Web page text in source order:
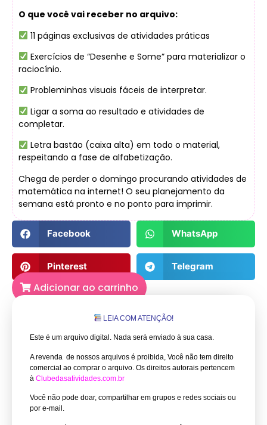
O que você vai receber no arquivo:
11 páginas exclusivas de atividades práticas
Exercícios de “Desenhe e Some” para materializar o
raciocínio.
Probleminhas visuais fáceis de interpretar.
Ligar a soma ao resultado e atividades de
completar.
Letra bastão (caixa alta) em todo o material,
respeitando a fase de alfabetização.
Chega de perder o domingo procurando atividades de
matemática na internet! O seu planejamento da
semana está pronto e no ponto para imprimir.
Facebook WhatsApp
Pinterest Telegram
Adicionar ao carrinho
LEIA COM ATENÇÃO!
Este é um arquivo digital. Nada será enviado à sua casa.
A revenda de nossos arquivos é proibida, Você não tem direito
comercial ao comprar o arquivo. Os direitos autorais pertencem
à Clubedasatividades.com.br
Você não pode doar, compartilhar em grupos e redes sociais ou
por e-mail.